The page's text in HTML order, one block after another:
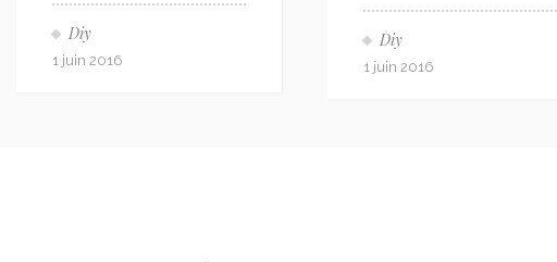
Diy
1 juin 2016
Diy
1 juin 2016